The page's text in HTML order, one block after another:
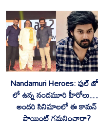
Nandamuri Heroes: ఫుల్
లో ఉన్న నందమూరి
అందరి సినిమాలలో ఈ కామన్
పాయింట్ గమనించారా?